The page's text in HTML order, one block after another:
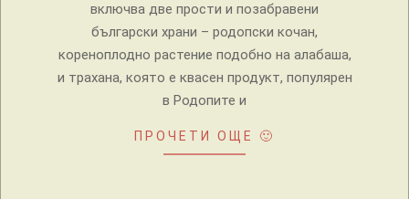
включва две прости и позабравени
български храни – родопски кочан,
кореноплодно растение подобно на алабаша,
и трахана, която е квасен продукт, популярен
в Родопите и
ПРОЧЕТИ ОЩЕ 🙂